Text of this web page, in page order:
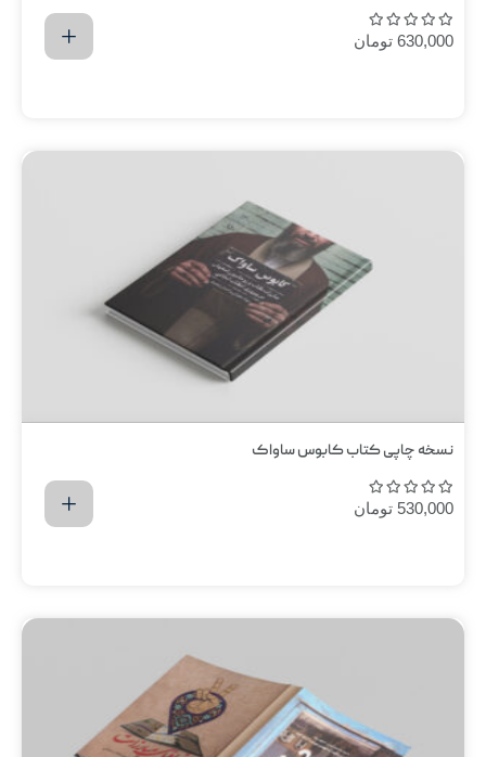
630,000 تومان
نسخه چاپی کتاب کابوس ساواک
530,000 تومان